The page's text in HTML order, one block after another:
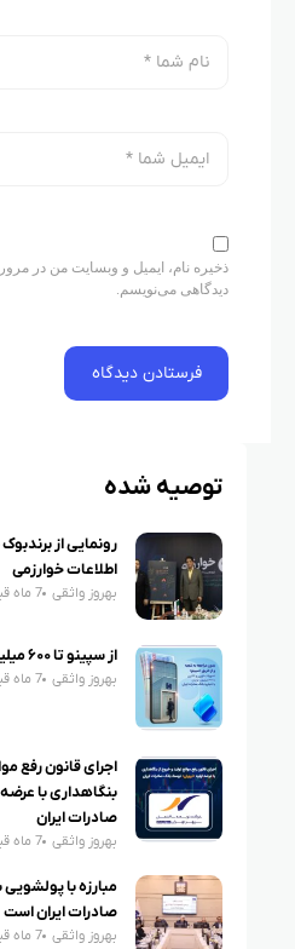
ذخیره نام، ایمیل و وبسایت من در
دیدگاهی می‌نویسم.
توصیه شده
رونمایی از
اطلاعات خوارزمی
بهروز واثقی 7 ماه قبل
از سپینو تا ۶۰۰ میلیون تومان وام بگیرید
بهروز واثقی 7 ماه قبل
اجرای قانون رفع
بنگاهداری با
صادرات ایران
بهروز واثقی 7 ماه قبل
مبارزه با
صادرات ایران است
بهروز واثقی 7 ماه قبل